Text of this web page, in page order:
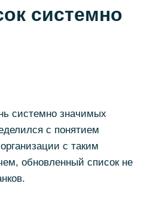
системно
системно значимых
с понятием
с таким
обновленный список не